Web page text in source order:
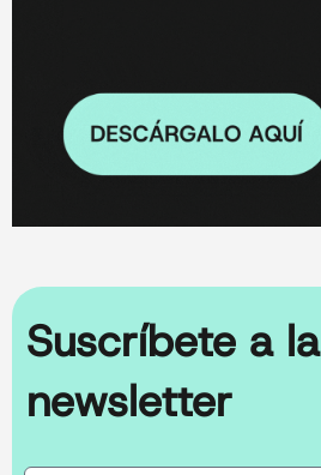
Suscríbete a la
newsletter